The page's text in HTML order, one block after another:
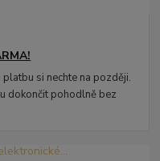
si nechte na později.
dokončit pohodlně bez